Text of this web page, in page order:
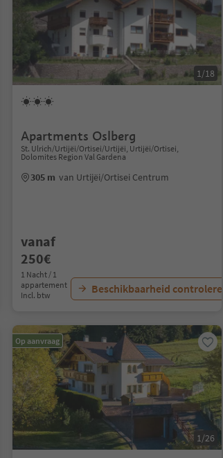
1/18
Apartments Oslberg
St. Ulrich/Urtijëi/Ortisei/Urtijëi, Urtijëi/Ortisei,
Dolomites Region Val Gardena
305 m van Urtijëi/Ortisei Centrum
vanaf
250€
1 Nacht / 1
appartement
Incl. btw
Beschikbaarheid controleren
Op aanvraag
1/26